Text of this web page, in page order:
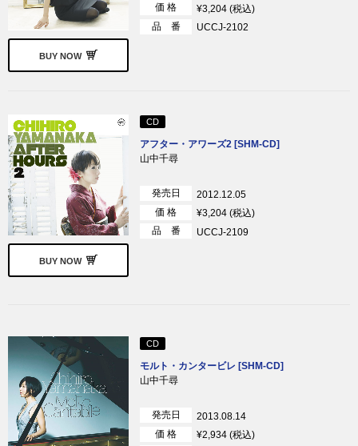
BUY NOW
価 格
¥3,204 (税込)
品 番
UCCJ-2102
BUY NOW
CD
アフター・アワーズ2 [SHM-CD]
山中千尋
発売日
2012.12.05
価 格
¥3,204 (税込)
品 番
UCCJ-2109
CD
モルト・カンタービレ [SHM-CD]
山中千尋
発売日
2013.08.14
価 格
¥2,934 (税込)